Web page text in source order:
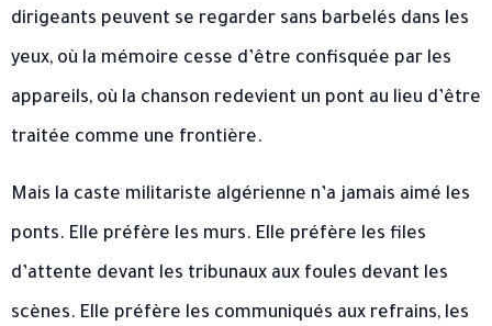
dirigeants peuvent se regarder sans barbelés dans les
yeux, où la mémoire cesse d’être confisquée par les
appareils, où la chanson redevient un pont au lieu d’être
traitée comme une frontière.
Mais la caste militariste algérienne n’a jamais aimé les
ponts. Elle préfère les murs. Elle préfère les files
d’attente devant les tribunaux aux foules devant les
scènes. Elle préfère les communiqués aux refrains, les